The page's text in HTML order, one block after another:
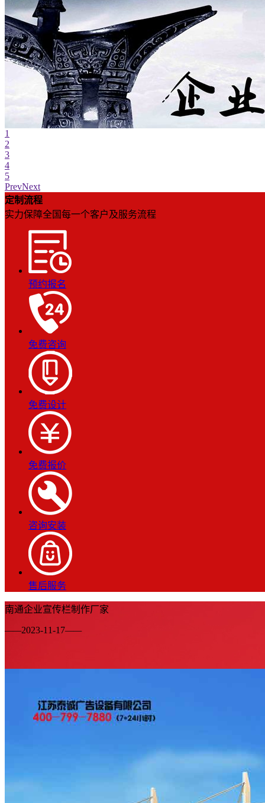
1
2
3
4
5
PrevNext
定制流程
实力保障全国每一个客户及服务流程
预约报名
免费咨询
免费设计
免费报价
咨询安装
售后服务
南通企业宣传栏制作厂家
——2023-11-17——